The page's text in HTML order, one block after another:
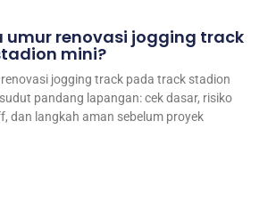
umur renovasi jogging track
mini?
jogging track pada track stadion
pandang lapangan: cek dasar, risiko
dan langkah aman sebelum proyek